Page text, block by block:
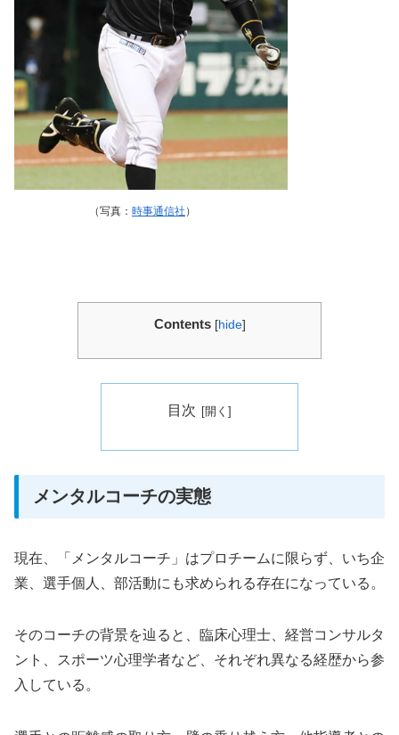
（写真： 時事通信社 ）
Contents [hide]
目次
メンタルコーチの実態
現在、「メンタルコーチ」はプロチームに限らず、いち企
業、選手個人、部活動にも求められる存在になっている。
そのコーチの背景を辿ると、臨床心理士、経営コンサルタ
ント、スポーツ心理学者など、それぞれ異なる経歴から参
入している。